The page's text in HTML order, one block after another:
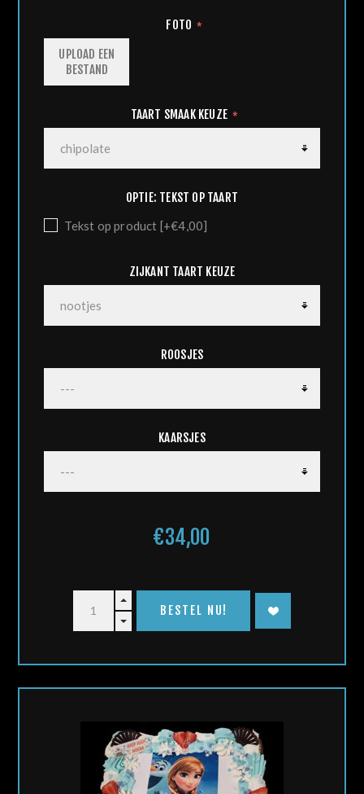
FOTO *
UPLOAD EEN
BESTAND
TAART SMAAK KEUZE *
OPTIE: TEKST OP TAART
Tekst op product [+€4,00]
ZIJKANT TAART KEUZE
ROOSJES
KAARSJES
€34,00